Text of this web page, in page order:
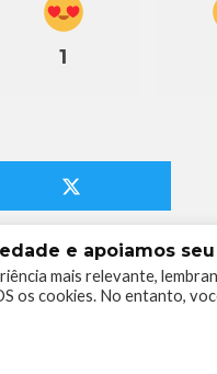
1
e apoiamos
mais relevante,
os cookies. No entanto,